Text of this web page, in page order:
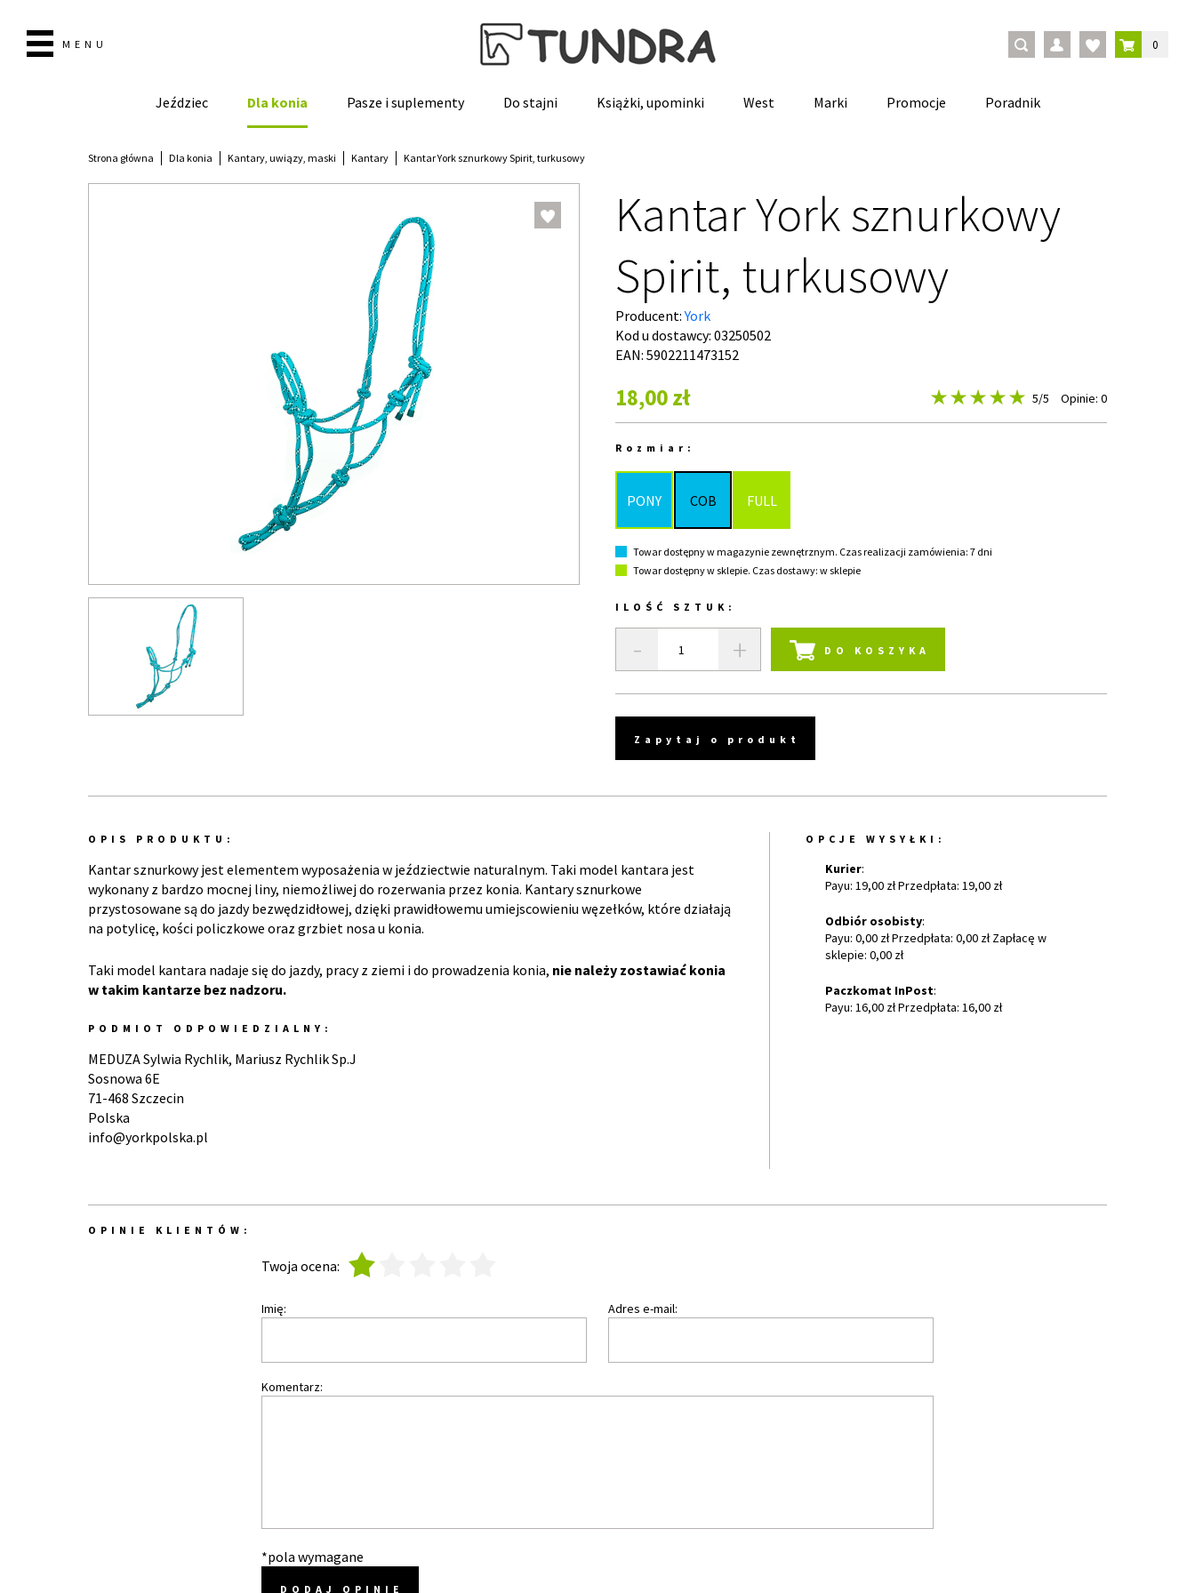
MENU 0
Jeździec Dla konia Pasze i suplementy Do stajni Książki, upominki West Marki Promocje Poradnik
Strona główna Dla konia Kantary, uwiązy, maski Kantary Kantar York sznurkowy Spirit, turkusowy
Kantar York sznurkowy
Spirit, turkusowy
Producent:York
Kod u dostawcy: 03250502
EAN: 5902211473152
18,00 zł 5/5 Opinie: 0
Rozmiar:
PONY COB FULL
Towar dostępny w magazynie zewnętrznym. Czas realizacji zamówienia: 7 dni
Towar dostępny w sklepie. Czas dostawy: w sklepie
ILOŚĆ SZTUK:
- + DO KOSZYKA
Zapytaj o produkt
OPIS PRODUKTU:
Kantar sznurkowy jest elementem wyposażenia w jeździectwie naturalnym. Taki model kantara jest
wykonany z bardzo mocnej liny, niemożliwej do rozerwania przez konia. Kantary sznurkowe
przystosowane są do jazdy bezwędzidłowej, dzięki prawidłowemu umiejscowieniu węzełków, które działają
na potylicę, kości policzkowe oraz grzbiet nosa u konia.
Taki model kantara nadaje się do jazdy, pracy z ziemi i do prowadzenia konia, nie należy zostawiać konia
w takim kantarze bez nadzoru.
PODMIOT ODPOWIEDZIALNY:
MEDUZA Sylwia Rychlik, Mariusz Rychlik Sp.J
Sosnowa 6E
71-468 Szczecin
Polska
info@yorkpolska.pl
OPCJE WYSYŁKI:
Kurier:
Payu: 19,00 zł Przedpłata: 19,00 zł
Odbiór osobisty:
Payu: 0,00 zł Przedpłata: 0,00 zł Zapłacę w
sklepie: 0,00 zł
Paczkomat InPost:
Payu: 16,00 zł Przedpłata: 16,00 zł
OPINIE KLIENTÓW:
Twoja ocena:
Imię: Adres e-mail:
Komentarz:
*pola wymagane
DODAJ OPINIĘ